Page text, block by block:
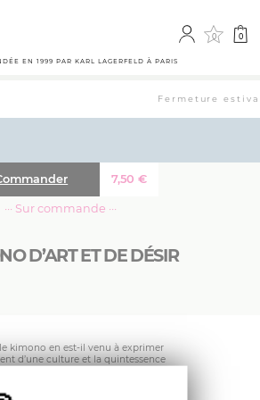
0 0
EN 1999 PAR KARL LAGERFELD À PARIS
Fermeture
D’ART ET DE DÉSIR
7,50 €
··· Sur commande ···
kimono en est-il venu à exprimer
d’une culture et la quintessence
du patron et une forme